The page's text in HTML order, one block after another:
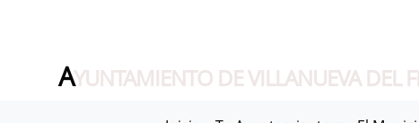
AYUNTAMIENTO DE VILLANUEVA DEL